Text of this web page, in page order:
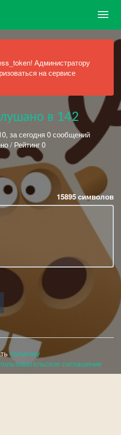
Администратору
на сервисе
в 142
за сегодня 0 сообщений
/ Рейтинг 0
15895символов
политику
соглашение